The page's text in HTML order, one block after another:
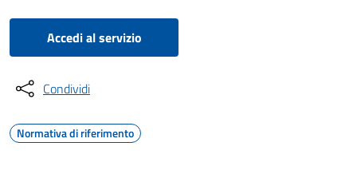
Accedi al servizio
Condividi
Normativa di riferimento